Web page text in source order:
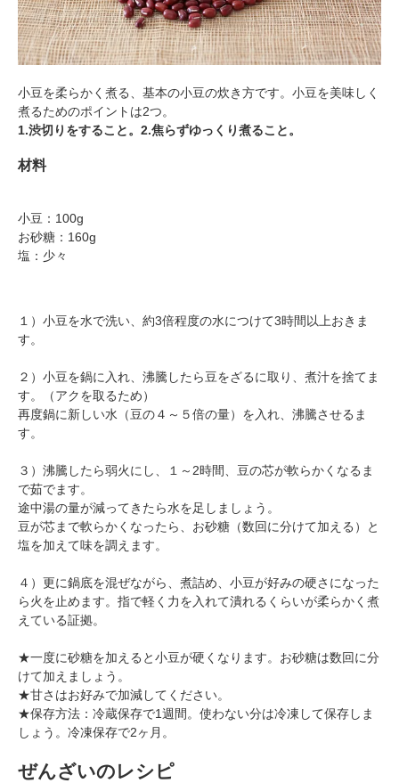
小豆を柔らかく煮る、基本の小豆の炊き方です。小豆を美味しく
煮るためのポイントは2つ。
1.渋切りをすること。2.焦らずゆっくり煮ること。
材料
小豆：100g
お砂糖：160g
塩：少々
１）小豆を水で洗い、約3倍程度の水につけて3時間以上おきま
す。
２）小豆を鍋に入れ、沸騰したら豆をざるに取り、煮汁を捨てま
す。（アクを取るため）
再度鍋に新しい水（豆の４～５倍の量）を入れ、沸騰させるま
す。
３）沸騰したら弱火にし、１～2時間、豆の芯が軟らかくなるま
で茹でます。
途中湯の量が減ってきたら水を足しましょう。
豆が芯まで軟らかくなったら、お砂糖（数回に分けて加える）と
塩を加えて味を調えます。
４）更に鍋底を混ぜながら、煮詰め、小豆が好みの硬さになった
ら火を止めます。指で軽く力を入れて潰れるくらいが柔らかく煮
えている証拠。
★一度に砂糖を加えると小豆が硬くなります。お砂糖は数回に分
けて加えましょう。
★甘さはお好みで加減してください。
★保存方法：冷蔵保存で1週間。使わない分は冷凍して保存しま
しょう。冷凍保存で2ヶ月。
ぜんざいのレシピ